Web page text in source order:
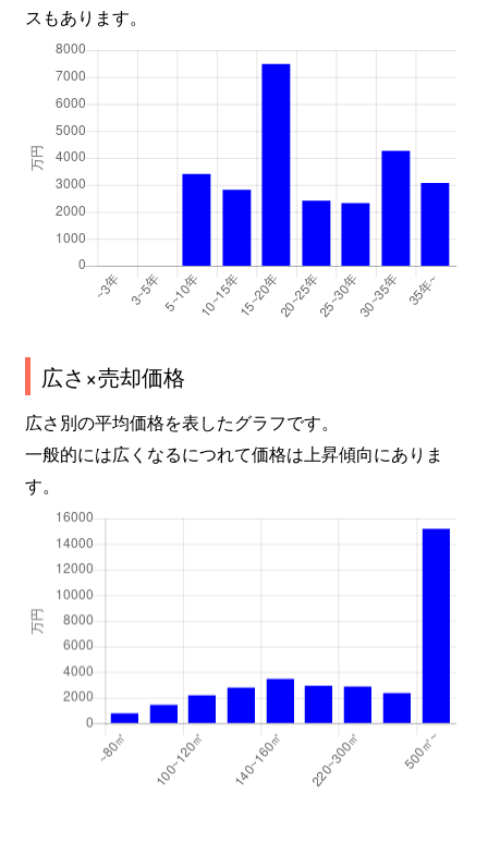
スもあります。
広さ×売却価格
広さ別の平均価格を表したグラフです。
一般的には広くなるにつれて価格は上昇傾向にありま
す。